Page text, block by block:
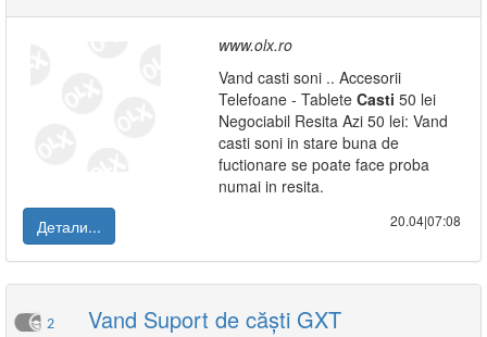
www.olx.ro
Vand casti soni .. Accesorii
Telefoane - Tablete Casti 50 lei
Negociabil Resita Azi 50 lei: Vand
casti soni in stare buna de
fuctionare se poate face proba
numai in resita.
Детали...
20.04|07:08
2 Vand Suport de căști GXT